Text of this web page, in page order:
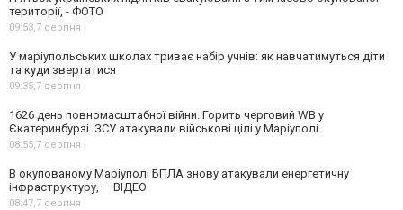
території, - ФОТО
09:53,7 серпня
У маріупольських школах триває набір учнів: як навчатимуться діти
та куди звертатися
09:35,7 серпня
1626 день повномасштабної війни. Горить черговий WB у
Єкатеринбурзі. ЗСУ атакували військові цілі у Маріуполі
08:55,7 серпня
В окупованому Маріуполі БПЛА знову атакували енергетичну
інфраструктуру, — ВІДЕО
08:47,7 серпня